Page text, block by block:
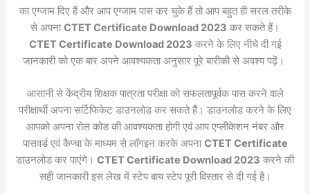
का एग्जाम दिए हैं और आप एग्जाम पास कर चुके हैं तो आप बहुत ही सरल तरीके
से अपनाCTET Certificate Download 2023 कर सकते हैं।
CTET Certificate Download 2023 करने के लिए नीचे दी गई
जानकारी को एक बार अपने आवश्यकता अनुसार पूरे बारीकी से अवश्य पढ़ें।
आसानी से केंद्रीय शिक्षक पात्रता परीक्षा को सफलतापूर्वक पास करने वाले
परीक्षार्थी अपना सर्टिफिकेट डाउनलोड कर सकते हैं। डाउनलोड करने के लिए
आपको अपना रोल कोड की आवश्यकता होगी एवं आप एप्लीकेशन नंबर और
पासवर्ड एवं कैप्चा के माध्यम से लॉगइन करके अपनाCTET Certificate
डाउनलोड कर पाएंगे। CTET Certificate Download 2023 करने की
सही जानकारी इस लेख में स्टेप बाय स्टेप पूरी विस्तार से दी गई है।